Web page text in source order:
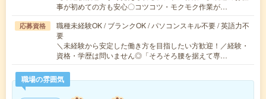
事が初めての方も安心〇コツコツ・モクモク作業が…
応募資格
職種未経験OK / ブランクOK / パソコンスキル不要 / 英語力不
要
＼未経験から安定した働き方を目指したい方歓迎！／経験・
資格・学歴は問いません◎「そろそろ腰を据えて専…
職場の雰囲気